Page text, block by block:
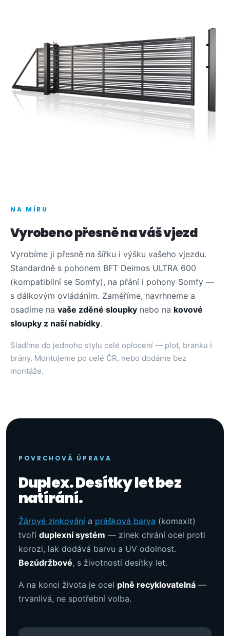
NA MÍRU
Vyrobeno přesně na váš vjezd
Vyrobíme ji přesně na šířku i výšku vašeho vjezdu.
Standardně s pohonem BFT Deimos ULTRA 600
(kompatibilní se Somfy), na přání i pohony Somfy —
s dálkovým ovládáním. Zaměříme, navrhneme a
osadíme na vaše zděné sloupky nebo na kovové
sloupky z naší nabídky.
Sladíme do jednoho stylu celé oplocení — plot, branku i
brány. Montujeme po celé ČR, nebo dodáme bez
montáže.
POVRCHOVÁ ÚPRAVA
Duplex. Desítky let bez
natírání.
Žárové zinkování a prášková barva (komaxit)
tvoří duplexní systém — zinek chrání ocel proti
korozi, lak dodává barvu a UV odolnost.
Bezúdržbové, s životností desítky let.
A na konci života je ocel plně recyklovatelná —
trvanlivá, ne spotřební volba.